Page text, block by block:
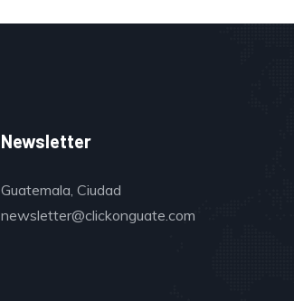
Newsletter
Guatemala, Ciudad
newsletter@clickonguate.com